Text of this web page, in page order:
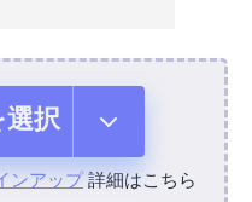
択
ンアップ詳細はこちら